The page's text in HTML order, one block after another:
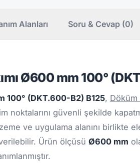
Alanları Soru & Cevap (0)
Ø600 mm 100°
100° (DKT.600-B2) B125, Döküm
noktalarını güvenli şekilde
ve uygulama alanını birlikte
Ürün ölçüsü Ø600 mm